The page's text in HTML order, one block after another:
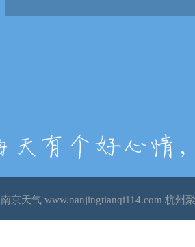
南京天气www.nanjingtianqi114.com 杭州